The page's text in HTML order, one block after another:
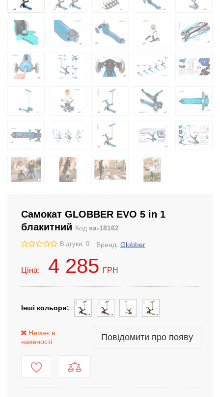
Самокат GLOBBER EVO 5 in 1
блакитний Код sa-18162
Відгуки: 0 Бренд: Globber
Ціна: 4 285 ГРН
Інші кольори:
Немає в
наявності
Повідомити про появу